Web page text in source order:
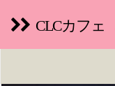
CLCカフェ